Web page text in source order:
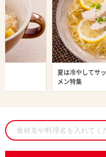
夏は冷やしてサ
メン特集